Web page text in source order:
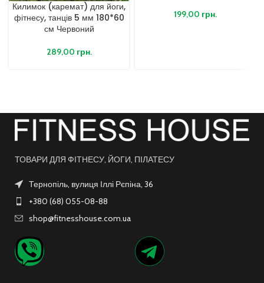
Килимок (каремат) для йоги,
фітнесу, танців 5 мм 180*60
см Червоний
289,00 грн.
199,00 грн.
ТОВАРИ ДЛЯ ФІТНЕСУ, ЙОГИ, ПІЛАТЕСУ
Тернопіль, вулиця Іллі Рєпіна, 36
+380 (68) 055-08-88
shop@fitnesshouse.com.ua